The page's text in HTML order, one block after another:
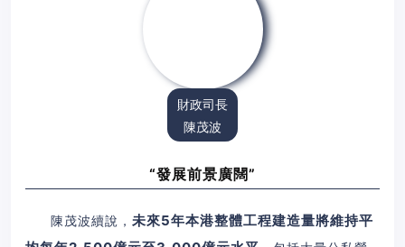
財政司長
陳茂波
“發展前景廣闊”
陳茂波續說， 未來5年本港整體工程建造量將維持平